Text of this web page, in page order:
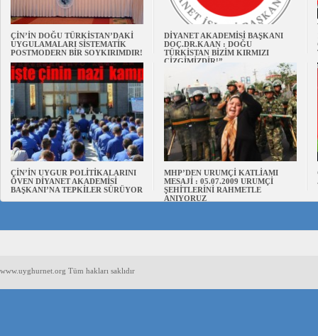
ÇİN’İN DOĞU TÜRKİSTAN’DAKİ
UYGULAMALARI SİSTEMATİK
POSTMODERN BİR SOYKIRIMDIR!
DİYANET AKADEMİSİ BAŞKANI
DOÇ.DR.KAAN : DOĞU
TÜRKİSTAN BİZİM KIRMIZI
ÇİZGİMİZDİR!”
ÇİN’İN UYGUR POLİTİKALARINI
ÖVEN DİYANET AKADEMİSİ
BAŞKANI’NA TEPKİLER SÜRÜYOR
MHP’DEN URUMÇİ KATLİAMI
MESAJİ : 05.07.2009 URUMÇİ
ŞEHİTLERİNİ RAHMETLE
ANIYORUZ
www.uyghurnet.org Tüm hakları saklıdır